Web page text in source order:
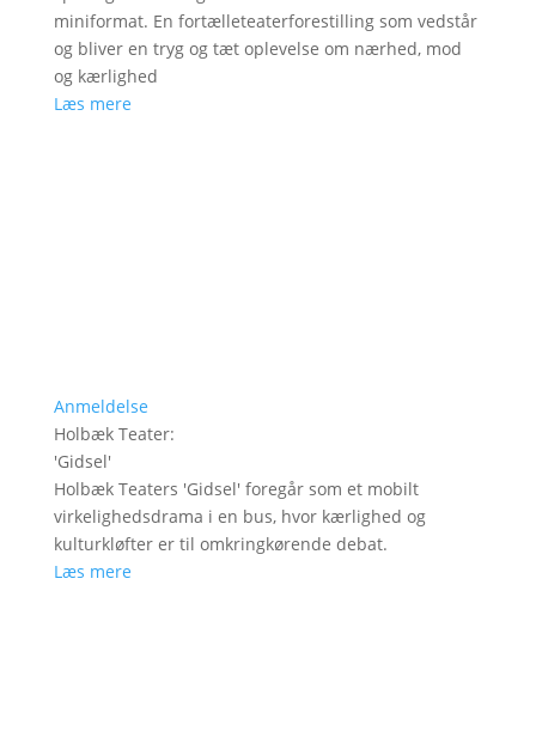
miniformat. En fortælleteaterforestilling som vedstår
og bliver en tryg og tæt oplevelse om nærhed, mod
og kærlighed
Læs mere
Anmeldelse
Holbæk Teater:
'Gidsel'
Holbæk Teaters 'Gidsel' foregår som et mobilt
virkelighedsdrama i en bus, hvor kærlighed og
kulturkløfter er til omkringkørende debat.
Læs mere